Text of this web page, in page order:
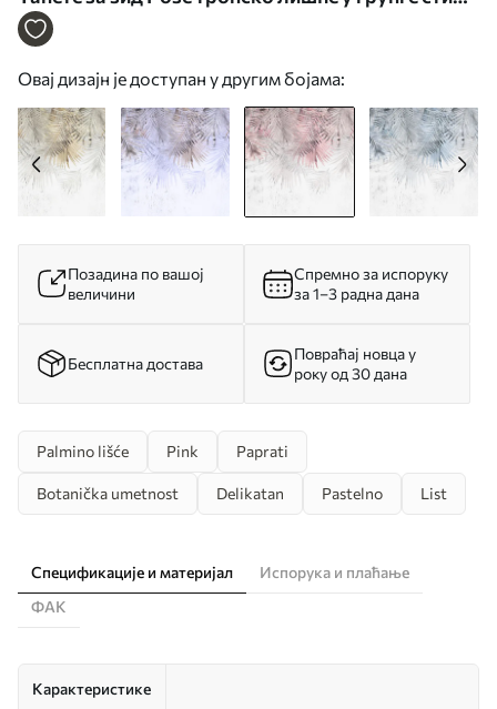
бр. u93843v2
Овај дизајн је доступан у другим бојама:
Позадина по вашој
величини
Спремно за испоруку
за 1–3 радна дана
Бесплатна достава
Повраћај новца у
року од 30 дана
Palmino lišće Pink Paprati
Botanička umetnost Delikatan Pastelno List
Спецификације и материјал
Испорука и плаћање
ФАК
Карактеристике